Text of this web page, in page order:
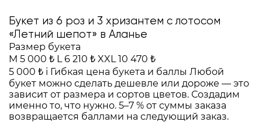
Букет из 6 роз и 3 хризантем с лотосом
«Летний шепот» в Аланье
Размер букета
M 5 000 ₺ L 6 210 ₺ XXL 10 470 ₺
5 000 ₺ i Гибкая цена букета и баллы Любой
букет можно сделать дешевле или дороже — это
зависит от размера и сортов цветов. Создадим
именно то, что нужно. 5–7 % от суммы заказа
возвращается баллами на следующий заказ.